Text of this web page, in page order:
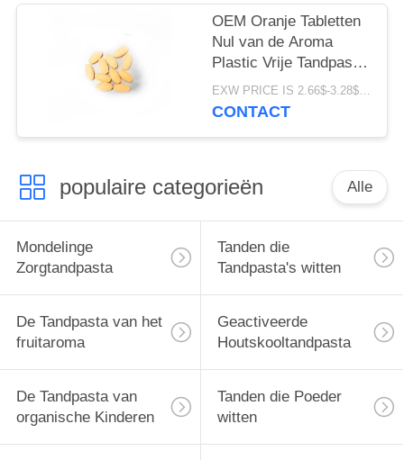
OEM Oranje Tabletten
Nul van de Aroma
Plastic Vrije Tandpasta
Afval Ovale Vorm
EXW PRICE IS 2.66$-3.28$/BOTTLE MOQ:de doos van 60pcs *100
CONTACT
populaire categorieën Alle
Mondelinge
Zorgtandpasta
Tanden die
Tandpasta's witten
De Tandpasta van het
fruitaroma
Geactiveerde
Houtskooltandpasta
De Tandpasta van
organische Kinderen
Tanden die Poeder
witten